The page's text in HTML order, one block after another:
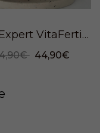
SanaExpert VitaFertil, 60 Kapseln
44,90€